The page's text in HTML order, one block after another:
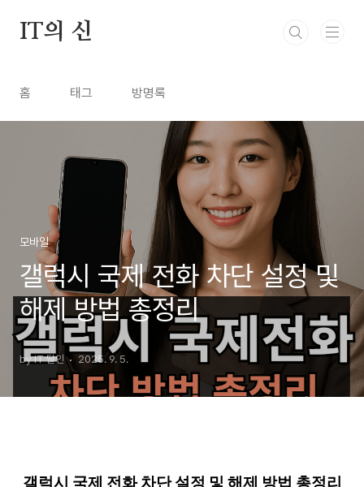
IT의 신
홈 태그 방명록
모바일
갤럭시 국제 전화 차단 설정 및
해제 방법 총정리
by IT 달인 2025. 9. 5.
갤럭시 국제 전화 차단 설정 및 해제 방법 총정리